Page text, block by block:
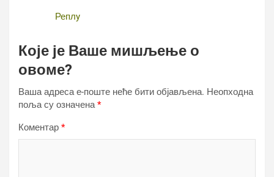
Реплy
Које је Ваше мишљење о
овоме?
Ваша адреса е-поште неће бити објављена. Неопходна
поља су означена*
Коментар *